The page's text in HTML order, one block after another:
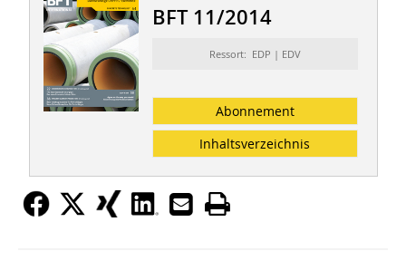
BFT 11/2014
Ressort: EDP | EDV
Abonnement
Inhaltsverzeichnis